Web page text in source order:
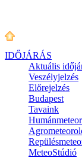
IDŐJÁRÁS
Aktuális
Veszélyjelzés
Előrejelzés
Budapest
Tavaink
MeteoStúdió